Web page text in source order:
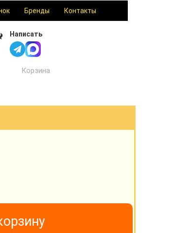
Бренды Контакты
Написать
Корзина